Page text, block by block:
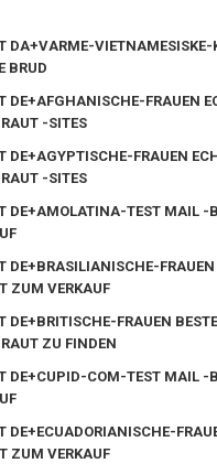
DA+VARME-VIETNAMESISKE-
BRUD
DE+AFGHANISCHE-FRAUEN
-SITES
DE+AGYPTISCHE-FRAUEN
-SITES
DE+AMOLATINA-TEST MAIL -
DE+BRASILIANISCHE-
ZUM VERKAUF
DE+BRITISCHE-FRAUEN
ZU FINDEN
DE+CUPID-COM-TEST MAIL -
DE+ECUADORIANISCHE-
ZUM VERKAUF